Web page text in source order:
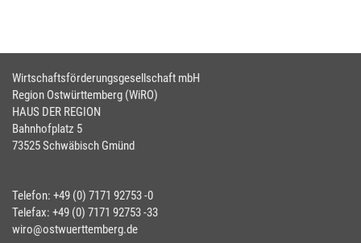
Wirtschaftsförderungsgesellschaft mbH
Region Ostwürttemberg (WiRO)
HAUS DER REGION
Bahnhofplatz 5
73525 Schwäbisch Gmünd
Telefon: +49 (0) 7171 92753 -0
Telefax: +49 (0) 7171 92753 -33
wiro@ostwuerttemberg.de